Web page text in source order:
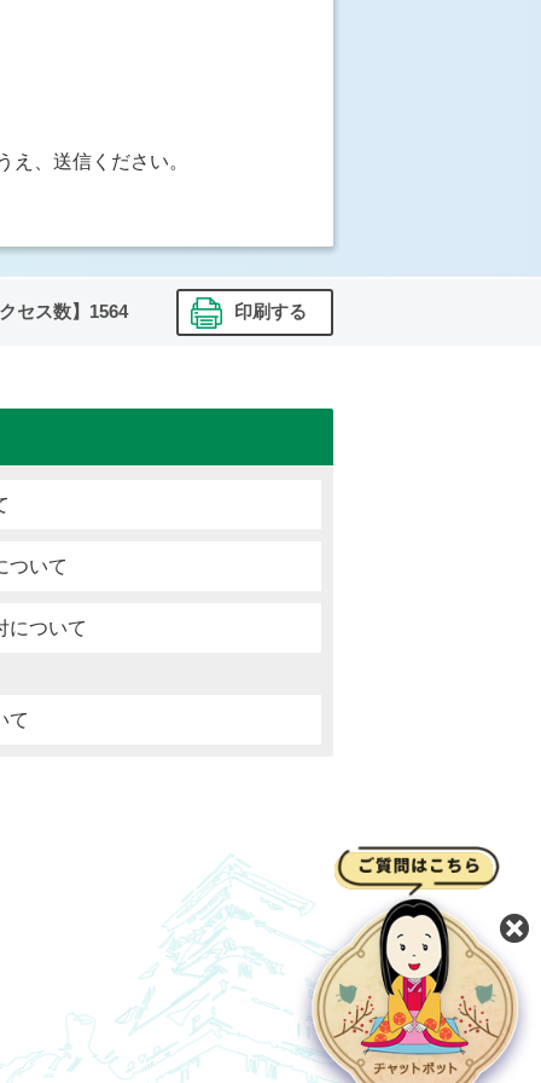
、送信ください。
セス数】 1564 印刷する
ついて
について
て